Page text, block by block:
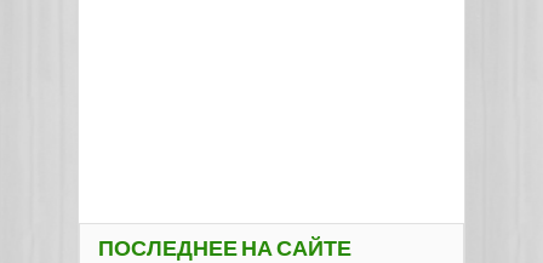
ПОСЛЕДНЕЕ НА САЙТЕ